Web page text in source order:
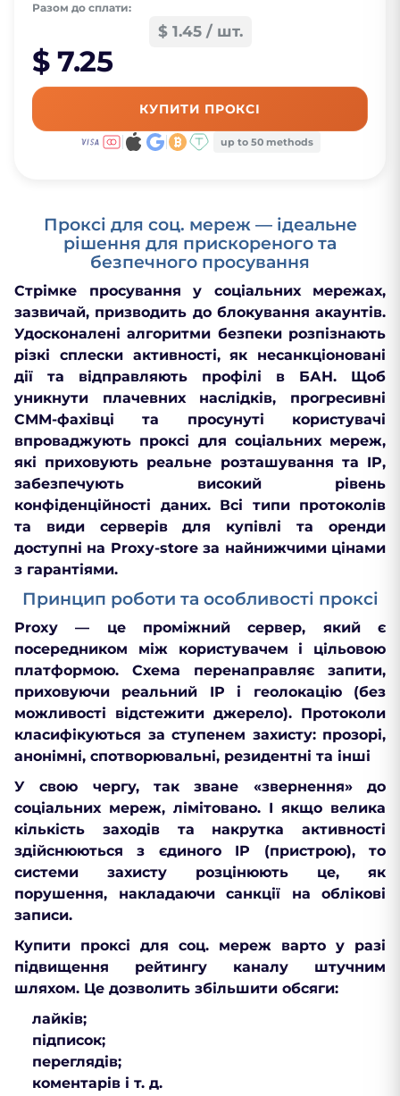
Разом до сплати:
$ 1.45 / шт.
$ 7.25
КУПИТИ ПРОКСІ
up to 50 methods
Проксі для соц. мереж — ідеальне
рішення для прискореного та
безпечного просування
Стрімке просування у соціальних мережах,
зазвичай, призводить до блокування акаунтів.
Удосконалені алгоритми безпеки розпізнають
різкі сплески активності, як несанкціоновані
дії та відправляють профілі в БАН. Щоб
уникнути плачевних наслідків, прогресивні
СММ-фахівці та просунуті користувачі
впроваджують проксі для соціальних мереж,
які приховують реальне розташування та IP,
забезпечують високий рівень
конфіденційності даних. Всі типи протоколів
та види серверів для купівлі та оренди
доступні на Proxy-store за найнижчими цінами
з гарантіями.
Принцип роботи та особливості проксі
Рroxy — це проміжний сервер, який є
посередником між користувачем і цільовою
платформою. Схема перенаправляє запити,
приховуючи реальний IP і геолокацію (без
можливості відстежити джерело). Протоколи
класифікуються за ступенем захисту: прозорі,
анонімні, спотворювальні, резидентні та інші
У свою чергу, так зване «звернення» до
соціальних мереж, лімітовано. І якщо велика
кількість заходів та накрутка активності
здійснюються з єдиного IP (пристрою), то
системи захисту розцінюють це, як
порушення, накладаючи санкції на облікові
записи.
Купити проксі для соц. мереж варто у разі
підвищення рейтингу каналу штучним
шляхом. Це дозволить збільшити обсяги:
лайків;
підписок;
переглядів;
коментарів і т. д.